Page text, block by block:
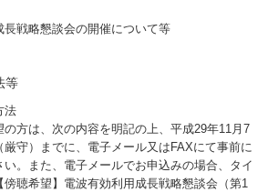
長戦略懇談会の開催について等
等
法
方は、次の内容を明記の上、平成29年11月7
厳守）までに、電子メール又はFAXにて事前に
い。また、電子メールでお申込みの場合、タイ
傍聴希望】電波有効利用成長戦略懇談会（第1